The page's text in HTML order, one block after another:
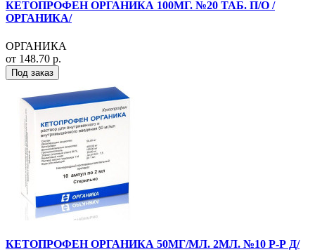
КЕТОПРОФЕН ОРГАНИКА 100МГ. №20 ТАБ. П/О /
ОРГАНИКА/
ОРГАНИКА
от 148.70 р.
Под заказ
КЕТОПРОФЕН ОРГАНИКА 50МГ/МЛ. 2МЛ. №10 Р-Р Д/